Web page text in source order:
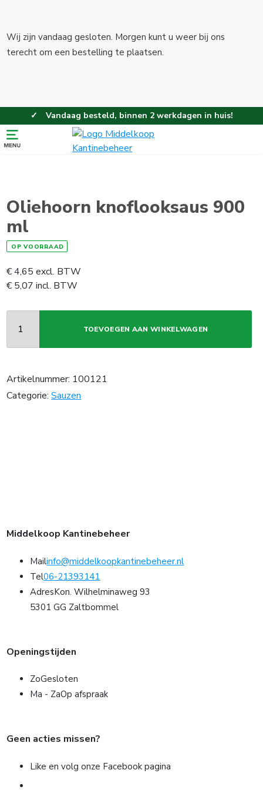
Wij zijn vandaag gesloten. Morgen kunt u weer bij ons
terecht om een bestelling te plaatsen.
Vandaag besteld, binnen 2 werkdagen in huis!
Eenvoudig en gemakkelijk bestellen!
Gratis thuisbezorgd vanaf 100,-!
Oliehoorn knoflooksaus 900
ml
OP VOORRAAD
€4,65 excl. BTW
€ 5,07 incl. BTW
TOEVOEGEN AAN WINKELWAGEN
Artikelnummer: 100121
Categorie:Sauzen
Middelkoop Kantinebeheer
Mailinfo@middelkoopkantinebeheer.nl
Tel06-21393141
AdresKon. Wilhelminaweg 93
5301 GG Zaltbommel
Openingstijden
ZoGesloten
Ma - ZaOp afspraak
Geen acties missen?
Like en volg onze Facebook pagina